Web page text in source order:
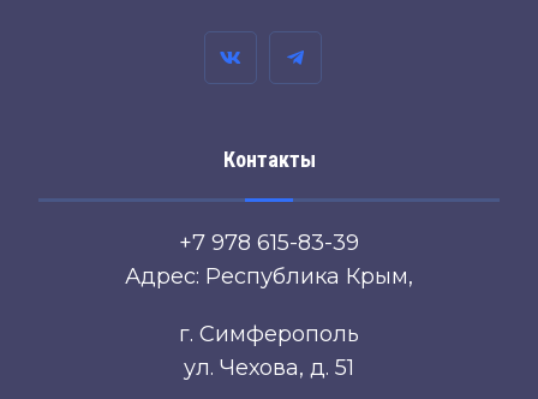
Контакты
+7 978 615-83-39
Адрес: Республика Крым,
г. Симферополь
ул. Чехова, д. 51